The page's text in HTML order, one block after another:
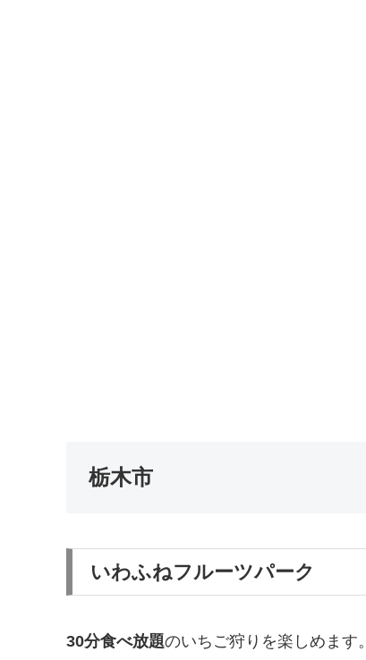
栃木市
いわふねフルーツパーク
30分食べ放題のいちご狩りを楽しめます。